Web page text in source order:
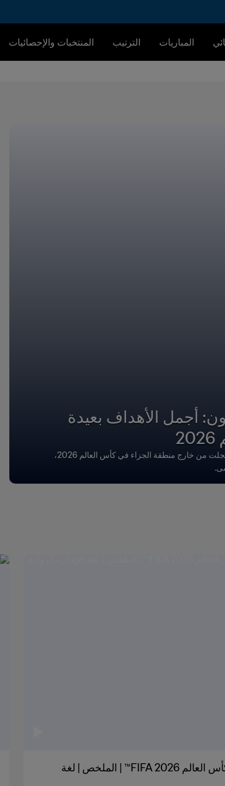
المباريات الترتيب المنتخبات والإحصائيات
أجمل الأهداف بعيدة
يستعرض FIFA جميع الأهداف الـ43 التي سُجلت من خارج منطقة الجزاء في كأس العالم 2026،
البرتغال ضد كرواتيا | دور الـ32 | كأس العالم FIFA 2026™ | الملخص | لغة